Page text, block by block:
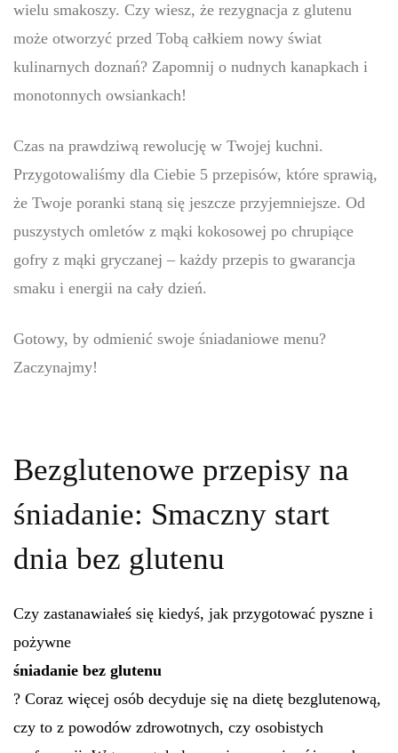
wielu smakoszy. Czy wiesz, że rezygnacja z glutenu
może otworzyć przed Tobą całkiem nowy świat
kulinarnych doznań? Zapomnij o nudnych kanapkach i
monotonnych owsiankach!
Czas na prawdziwą rewolucję w Twojej kuchni.
Przygotowaliśmy dla Ciebie 5 przepisów, które sprawią,
że Twoje poranki staną się jeszcze przyjemniejsze. Od
puszystych omletów z mąki kokosowej po chrupiące
gofry z mąki gryczanej – każdy przepis to gwarancja
smaku i energii na cały dzień.
Gotowy, by odmienić swoje śniadaniowe menu?
Zaczynajmy!
Bezglutenowe przepisy na
śniadanie: Smaczny start
dnia bez glutenu
Czy zastanawiałeś się kiedyś, jak przygotować pyszne i
pożywne
śniadanie bez glutenu
? Coraz więcej osób decyduje się na dietę bezglutenową,
czy to z powodów zdrowotnych, czy osobistych